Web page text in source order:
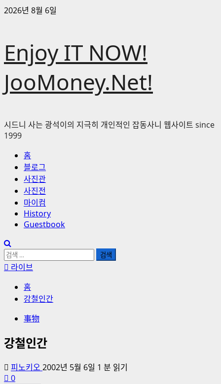
콘
로
바
기
2026년 8월 6일
Enjoy IT NOW!
JooMoney.Net!
시드니 사는 광석이의 지극히 개인적인 잡동사니 웹사이트 since
1999
홈
블로그
사진관
사진전
마이컴
History
Guestbook
검
색:라이브
홈
강철인간
事物
강철인간
피노키오 2002년 5월 6일 1 분 읽기
0